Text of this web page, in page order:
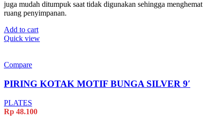
juga mudah ditumpuk saat tidak digunakan sehingga menghemat
ruang penyimpanan.
Add to cart
Quick view
Compare
PIRING KOTAK MOTIF BUNGA SILVER 9′
PLATES
Rp 48.100